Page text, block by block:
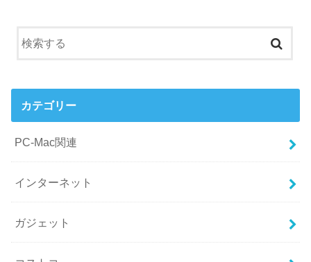
カテゴリー
PC-Mac関連
インターネット
ガジェット